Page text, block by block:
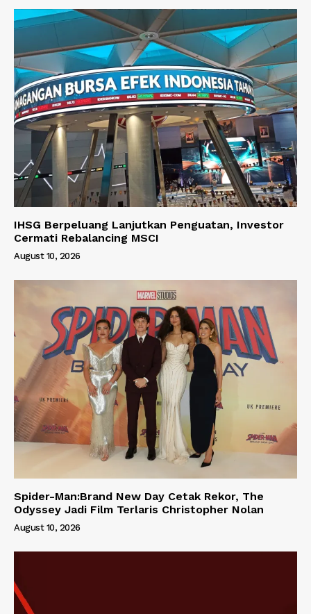
IHSG Berpeluang Lanjutkan Penguatan, Investor
Cermati Rebalancing MSCI
August 10, 2026
Spider-Man:Brand New Day Cetak Rekor, The
Odyssey Jadi Film Terlaris Christopher Nolan
August 10, 2026